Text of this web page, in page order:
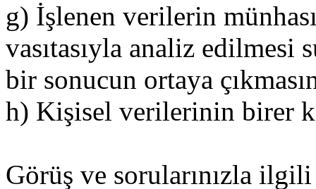
g) İşlenen verilerin
vasıtasıyla analiz
bir sonucun ortaya
h) Kişisel verilerinin birer
Görüş ve sorularınızla